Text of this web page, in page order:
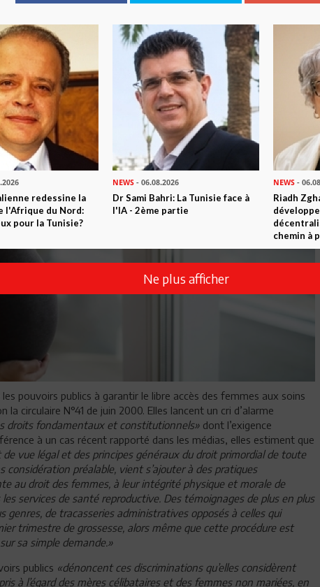
de 2000
pouvoirs publics à garantir le libre accès des femmes aux soins
circulaire N°41 de juin 2000. Elles lancent un cri d’alarme
droits fondamentaux et constitutionnels» dont l’exigence
à un cas récent rapporté dans les médias, elles estiment que
vue légal et des principes généraux du droit primordial de toute
préalable, vient s’ajouter à des pratiques
au droit des femmes, à leur intégrité physique et morale de
services de santé reproductive. Des témoignages de plus en plus
de tracasseries administratives opposés à celles qui
trimestre de grossesse, alors même que cette procédure est
sa simple demande.»
publics «dénoncent ces discriminations qu’elles considèrent
à l’égard des mères célibataires et des femmes non mariées, en
redessine la
l'Afrique du Nord:
pour la Tunisie?
NEWS - 06.08.2026
Dr Sami Bahri: La Tunisie face à
l'IA - 2ème partie
NEWS-
Riadh
chemin à
Ne plus afficher